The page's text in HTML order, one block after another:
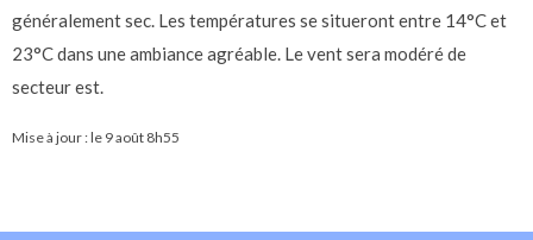
généralement sec. Les températures se situeront entre 14°C et
23°C dans une ambiance agréable. Le vent sera modéré de
secteur est.
Mise à jour : le 9 août 8h55